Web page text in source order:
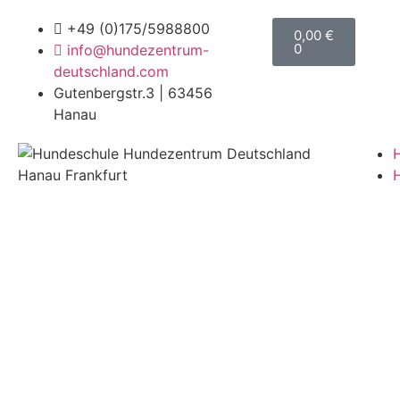
+49 (0)175/5988800
info@hundezentrum-
deutschland.com
Gutenbergstr.3 | 63456
Hanau
0,00 €
0